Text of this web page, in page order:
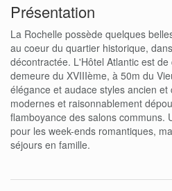
Présentation
La Rochelle possède quelques
au coeur du quartier historique,
décontractée. L'Hôtel Atlantic est
demeure du XVIIIème, à 50m du
élégance et audace styles ancien
modernes et raisonnablement
flamboyance des salons communs.
pour les week-ends romantiques,
séjours en famille.